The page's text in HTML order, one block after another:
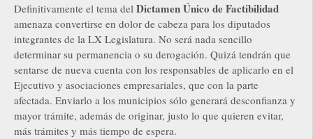
Definitivamente el tema del Dictamen Único de Factibilidad
amenaza convertirse en dolor de cabeza para los diputados
integrantes de la LX Legislatura. No será nada sencillo
determinar su permanencia o su derogación. Quizá tendrán que
sentarse de nueva cuenta con los responsables de aplicarlo en el
Ejecutivo y asociaciones empresariales, que con la parte
afectada. Enviarlo a los municipios sólo generará desconfianza y
mayor trámite, además de originar, justo lo que quieren evitar,
más trámites y más tiempo de espera.